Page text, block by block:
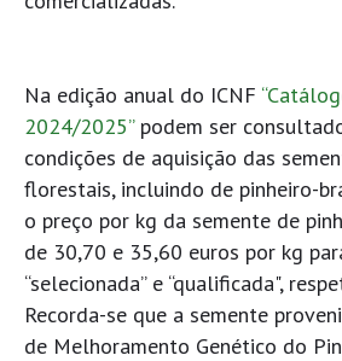
Na edição anual do ICNF
2024/2025”podem ser
condições de aquisição das
florestais, incluindo de pinheiro-
o preço por kg da semente de
de 30,70 e 35,60 euros por kg
“selecionada” e “qualificada",
Recorda-se que a semente
de Melhoramento Genético do